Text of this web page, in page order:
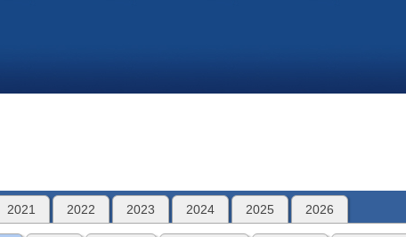
2021 2022 2023 2024 2025 2026